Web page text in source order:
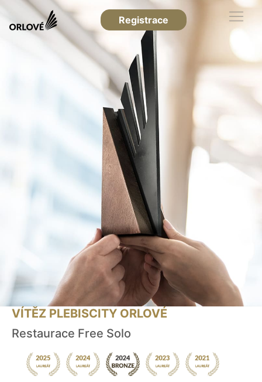
Registrace
VÍTĚZ PLEBISCITY ORLOVÉ
Restaurace Free Solo